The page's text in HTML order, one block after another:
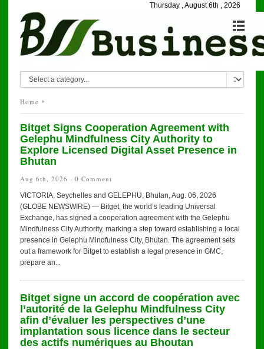
Thursday , August 6th , 2026
Home
Bitget Signs Cooperation Agreement with
Gelephu Mindfulness City Authority to
Explore Licensed Digital Asset Presence in
Bhutan
Aug 6th, 2026 · 0 Comment
VICTORIA, Seychelles and GELEPHU, Bhutan, Aug. 06, 2026
(GLOBE NEWSWIRE) — Bitget, the world’s leading Universal
Exchange, has signed a cooperation agreement with the Gelephu
Mindfulness City Authority, marking a step toward establishing a local
presence in Gelephu Mindfulness City, Bhutan. The agreement sets
out a framework for Bitget to establish a legal presence in GMC,
prepare an...
Bitget signe un accord de coopération avec
l’autorité de la Gelephu Mindfulness City
afin d’évaluer les perspectives d’une
implantation sous licence dans le secteur
des actifs numériques au Bhoutan